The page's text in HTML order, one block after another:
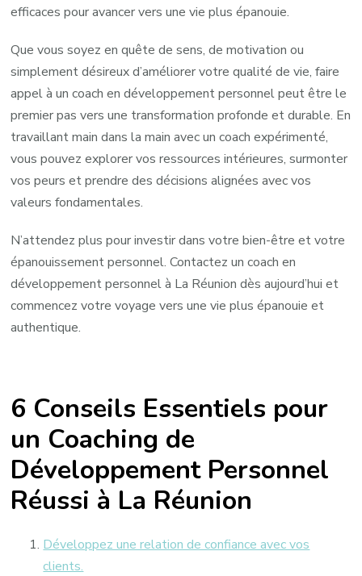
efficaces pour avancer vers une vie plus épanouie.
Que vous soyez en quête de sens, de motivation ou
simplement désireux d’améliorer votre qualité de vie, faire
appel à un coach en développement personnel peut être le
premier pas vers une transformation profonde et durable. En
travaillant main dans la main avec un coach expérimenté,
vous pouvez explorer vos ressources intérieures, surmonter
vos peurs et prendre des décisions alignées avec vos
valeurs fondamentales.
N’attendez plus pour investir dans votre bien-être et votre
épanouissement personnel. Contactez un coach en
développement personnel à La Réunion dès aujourd’hui et
commencez votre voyage vers une vie plus épanouie et
authentique.
6 Conseils Essentiels pour
un Coaching de
Développement Personnel
Réussi à La Réunion
Développez une relation de confiance avec vos
clients.